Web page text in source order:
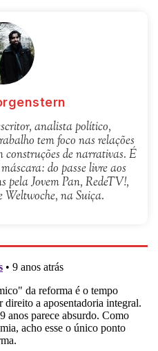
analista político,
tem foco nas relações
construções de narrativas. É
do passe livre aos
pela Jovem Pan, RedeTV!,
Weltwoche, na Suiça.